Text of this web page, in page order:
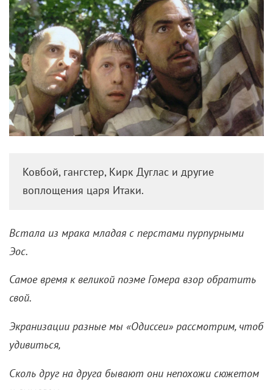
созданию «Трои» – пеплума с Брэдом Питтом и
Эриком Баной. Но в итоге им занялся Вольфганг
Петерсен (картина вышла в 2004 году), а Нолан
переключился на «Бэтмена: Начало».
Однако нереализованная идея его по-прежнему
волновала.«Это был мир, который я жаждал
исследовать. Он долго не давал мне покоя. В
вроде троянского коня», – сказал Крис. И добавил,
что стремительное развитие технологий, в том
которых он вырос, с небывалой убедительностью. В
результате «Одиссея» стала первым фильмом,
целиком снятым на 70-милиметровую аппаратуру
IMAX, а всего на съемки потратили свыше
Конечно, знаменитую поэму и раньше не раз
играл Кирк Дуглас, в 1990-х свой взгляд на